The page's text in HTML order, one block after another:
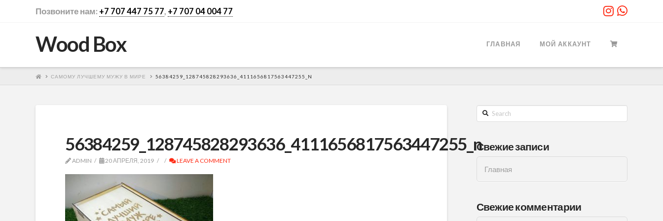
Позвоните нам: +7 707 447 75 77, +7 707 04 004 77
Wood Box ГЛАВНАЯ МОЙ АККАУНТ
САМОМУ ЛУЧШЕМУ МУЖУ В МИРЕ 56384259_128745828293636_4111656817563447255_N
56384259_128745828293636_4111656817563447255_n
ADMIN 20 АПРЕЛЯ, 2019 LEAVE A COMMENT
Search
Свежие записи
Главная
Свежие комментарии